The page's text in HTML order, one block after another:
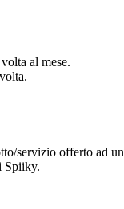
al mese.
servizio offerto ad un
Spiiky.